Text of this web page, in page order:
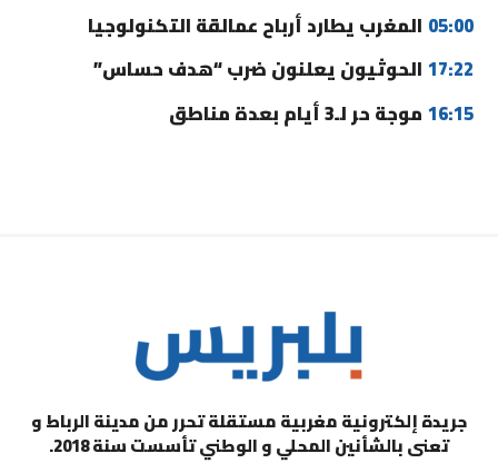
05:00 المغرب يطارد أرباح عمالقة التكنولوجيا
17:22 الحوثيون يعلنون ضرب “هدف حساس”
16:15 موجة حر لـ3 أيام بعدة مناطق
جريدة إلكترونية مغربية مستقلة تحرر من مدينة الرباط و
تعنى بالشأنين المحلي و الوطني تأسست سنة 2018.